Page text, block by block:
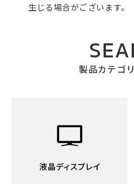
生じる場合がございます。
製品カテゴ